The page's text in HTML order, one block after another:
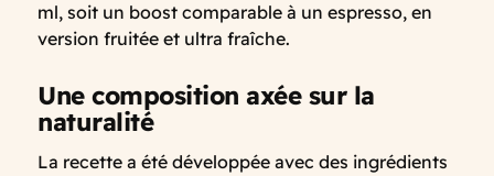
ml, soit un boost comparable à un espresso, en
version fruitée et ultra fraîche.
Une composition axée sur la
naturalité
La recette a été développée avec des ingrédients